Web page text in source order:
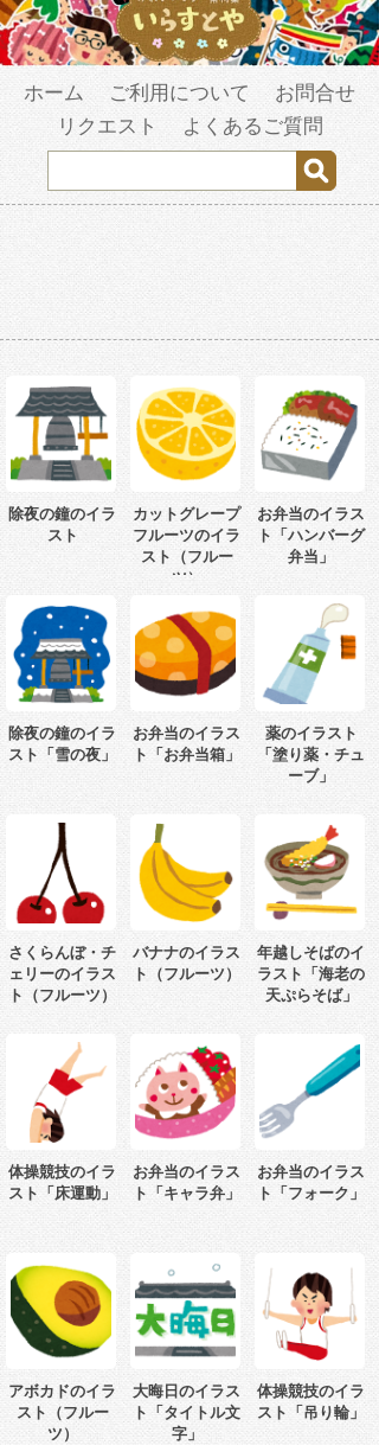
ホーム ご利用について
お問合せ
リクエスト
よくあるご質問
除夜の鐘のイラ
スト
カットグレープ
フルーツのイラ
スト（フルー
ツ）
お弁当のイラス
ト「ハンバーグ
弁当」
除夜の鐘のイラ
スト「雪の夜」
お弁当のイラス
ト「お弁当箱」
薬のイラスト
「塗り薬・チュ
ーブ」
さくらんぼ・チ
ェリーのイラス
ト（フルーツ）
バナナのイラス
ト（フルーツ）
年越しそばのイ
ラスト「海老の
天ぷらそば」
体操競技のイラ
スト「床運動」
お弁当のイラス
ト「キャラ弁」
お弁当のイラス
ト「フォーク」
アボカドのイラ
スト（フルー
ツ）
大晦日のイラス
ト「タイトル文
字」
体操競技のイラ
スト「吊り輪」